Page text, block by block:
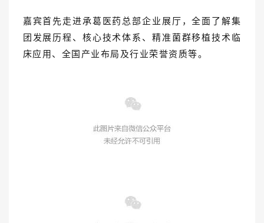
嘉宾首先走进承葛医药总部企业展厅，全面了解集
团发展历程、核心技术体系、精准菌群移植技术临
床应用、全国产业布局及行业荣誉资质等。